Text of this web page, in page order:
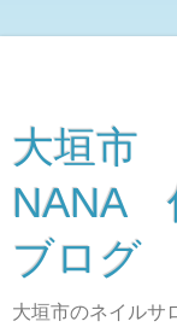
大垣市
NANA
ブログ
大垣市のネイルサ